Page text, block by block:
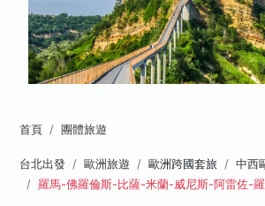
首頁 團體旅遊
台北出發 歐洲旅遊 歐洲跨國套旅
中西
羅馬-佛羅倫斯-比薩-米蘭-威尼斯-阿雷佐-